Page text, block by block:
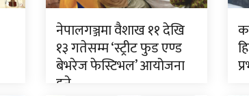
नेपालगञ्जमा वैशाख ११ देखि
१३ गतेसम्म ‘स्ट्रीट फुड एण्ड
बेभरेज फेस्टिभल’ आयोजना
हुने